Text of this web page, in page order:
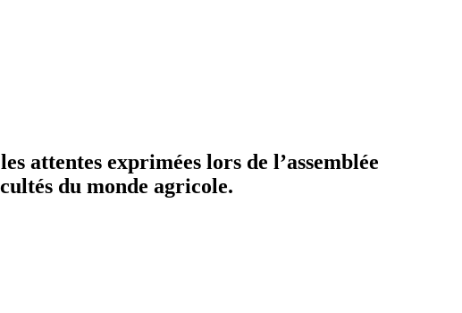
attentes exprimées lors de l’assemblée
du monde agricole.